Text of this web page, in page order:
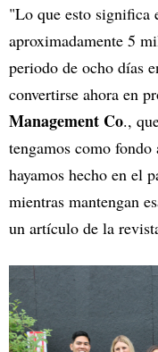
"Lo que esto significa
aproximadamente 5
periodo de ocho días
convertirse ahora en
Management Co.,
tengamos como
hayamos hecho en el
mientras mantengan
un artículo de la